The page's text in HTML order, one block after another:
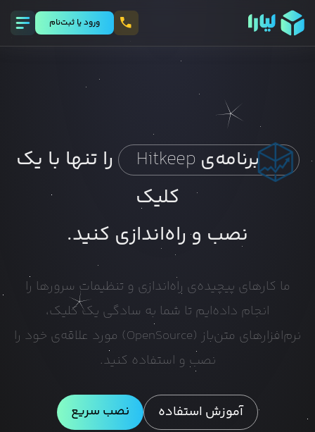
ورود يا ثبت‌نام
برنامه‌ی Hitkeep
را تنها با یک
کلیک
نصب و راه‌اندازی کنید.
ما کارهای پیچیده‌ی راه‌اندازی و تنظیمات سرورها را
انجام داده‌ایم تا شما به سادگی یک کلیک،
نرم‌افزارهای متن‌باز (OpenSource) مورد علاقه‌ی خود را
نصب و استفاده کنید.
آموزش استفاده نصب سریع